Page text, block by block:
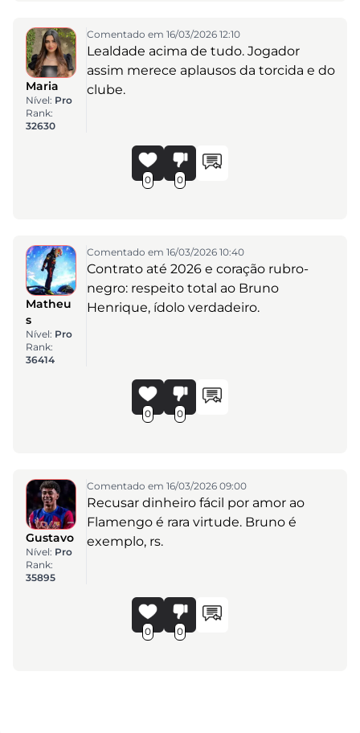
Maria
Nível: Pro
Rank:
32630
Comentado em 16/03/2026 12:10
Lealdade acima de tudo. Jogador
assim merece aplausos da torcida e do
clube.
0 0
Matheu
s
Nível: Pro
Rank:
36414
Comentado em 16/03/2026 10:40
Contrato até 2026 e coração rubro-
negro: respeito total ao Bruno
Henrique, ídolo verdadeiro.
0 0
Gustavo
Nível: Pro
Rank:
35895
Comentado em 16/03/2026 09:00
Recusar dinheiro fácil por amor ao
Flamengo é rara virtude. Bruno é
exemplo, rs.
0 0